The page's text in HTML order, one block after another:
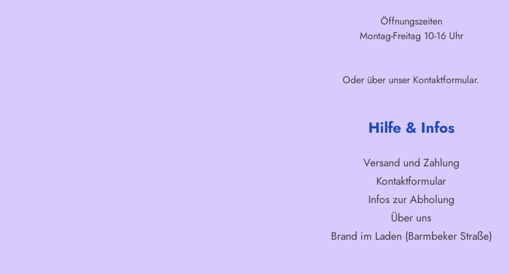
Öffnungszeiten
Montag-Freitag 10-16 Uhr
Oder über unser Kontaktformular.
Hilfe & Infos
Versand und Zahlung
Kontaktformular
Infos zur Abholung
Über uns
Brand im Laden (Barmbeker Straße)